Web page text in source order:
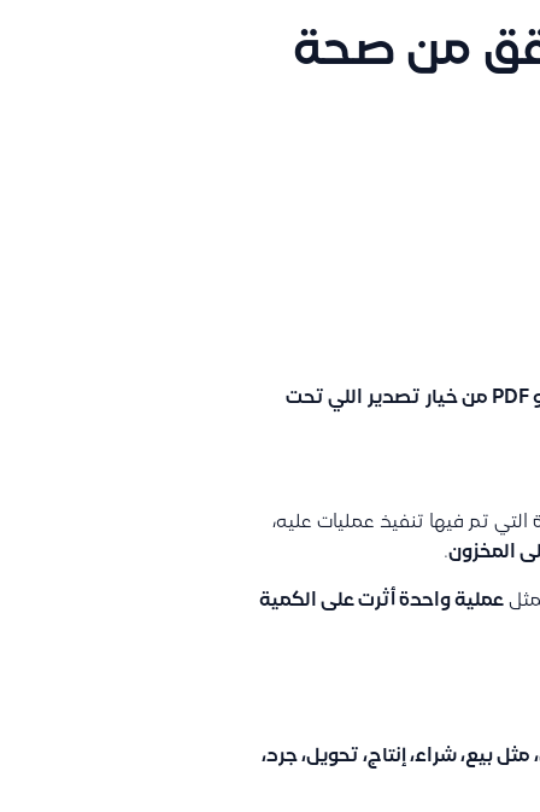
من صحة
لا يوجد خيارات مباشرة للتصنقية ولكن تقدر تصدر التقرير Excel أو PDF من خيار تصدير اللي تحت
التي تم فيها تنفيذ عمليات عليه،
المخزون.
عملية واحدة أثرت على الكمية
بيع، شراء، إنتاج، تحويل، جرد،